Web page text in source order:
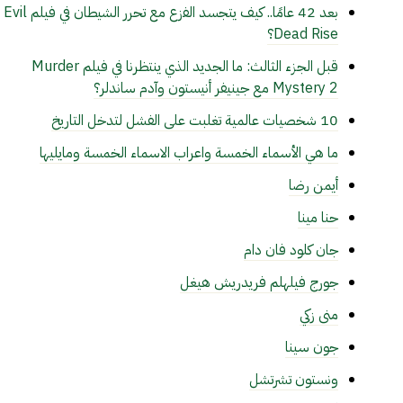
بعد 42 عامًا.. كيف يتجسد الفزع مع تحرر الشيطان في فيلم Evil
Dead Rise؟
قبل الجزء الثالث: ما الجديد الذي ينتظرنا في فيلم Murder
Mystery 2 مع جينيفر أنيستون وآدم ساندلر؟
10 شخصيات عالمية تغلبت على الفشل لتدخل التاريخ
ما هي الأسماء الخمسة واعراب الاسماء الخمسة ومايليها
أيمن رضا
حنا مينا
جان كلود فان دام
جورج فيلهلم فريدريش هيغل
منى زكي
جون سينا
ونستون تشرتشل